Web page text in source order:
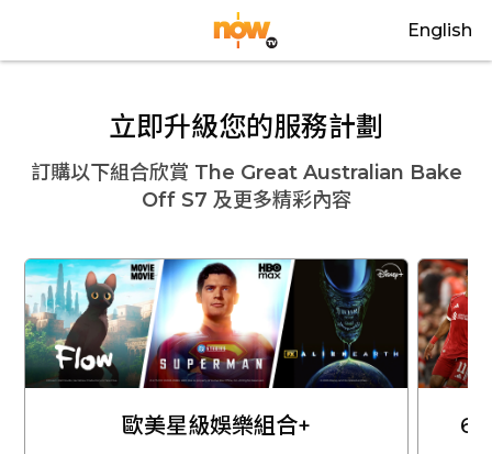
English
立即升級您的服務計劃
訂購以下組合欣賞 The Great Australian Bake
Off S7 及更多精彩內容
歐美星級娛樂組合+ 6